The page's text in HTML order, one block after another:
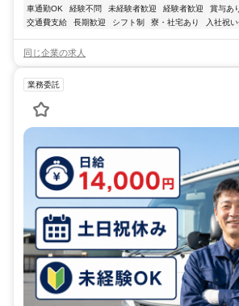
車通勤OK
経験不問 未経験者歓迎 経験者歓迎 賞与あ
交通費支給
長期歓迎 シフト制 寮・社宅あり 入社祝
同じ企業の求人
業務委託